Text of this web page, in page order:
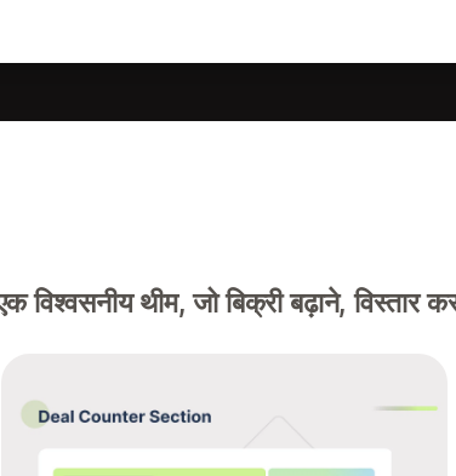
विश्वसनीय थीम, जो बिक्री बढ़ाने,